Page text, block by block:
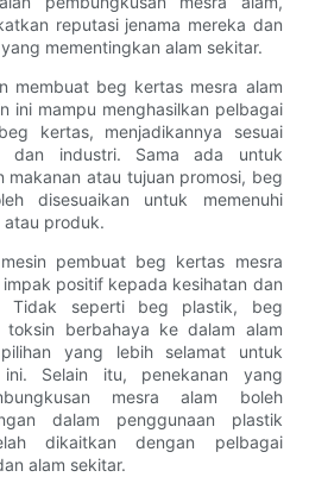
reputasi jenama mereka dan
mementingkan alam sekitar.
membuat beg kertas mesra alam
ini mampu menghasilkan pelbagai
kertas, menjadikannya sesuai
dan industri. Sama ada untuk
makanan atau tujuan promosi, beg
disesuaikan untuk memenuhi
atau produk.
pembuat beg kertas mesra
positif kepada kesihatan dan
Tidak seperti beg plastik, beg
berbahaya ke dalam alam
yang lebih selamat untuk
Selain itu, penekanan yang
mesra alam boleh
dalam penggunaan plastik
dikaitkan dengan pelbagai
alam sekitar.